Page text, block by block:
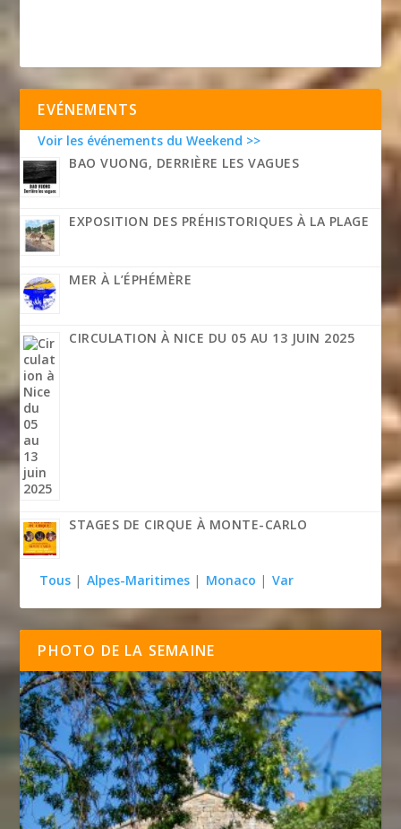
EVÉNEMENTS
Voir les événements du Weekend >>
BAO VUONG, DERRIÈRE LES VAGUES
EXPOSITION DES PRÉHISTORIQUES À LA PLAGE
MER À L’ÉPHÉMÈRE
CIRCULATION À NICE DU 05 AU 13 JUIN 2025
STAGES DE CIRQUE À MONTE-CARLO
Tous | Alpes-Maritimes | Monaco | Var
PHOTO DE LA SEMAINE